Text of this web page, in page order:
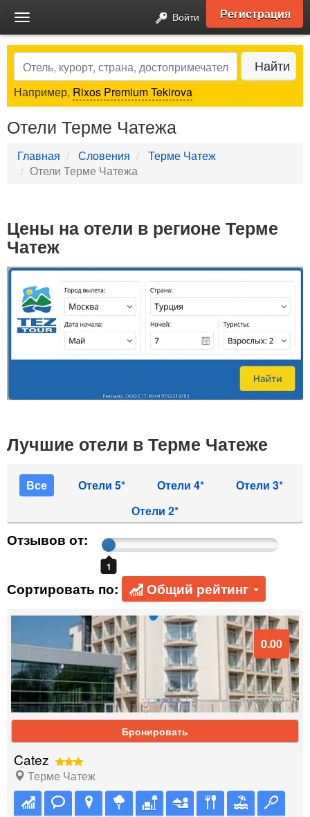
Toggle
navigation
Войти Регистрация
Search Найти
Например, Rixos Premium Tekirova
Отели Терме Чатежа
Главная Словения
Терме Чатеж
Отели Терме Чатежа
Цены на отели в регионе Терме
Чатеж
Лучшие отели в Терме Чатеже
Все Отели 5* Отели 4*
Отели 3*
Отели 2*
Отзывов от:
1
Сортировать по: Общий рейтинг
0.00
Бронировать
Catez
Терме Чатеж